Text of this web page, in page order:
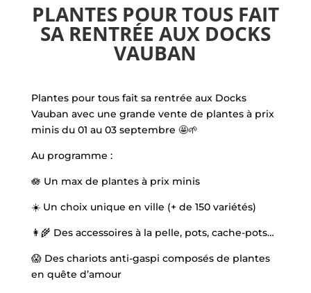
PLANTES POUR TOUS FAIT
SA RENTRÉE AUX DOCKS
VAUBAN
Plantes pour tous fait sa rentrée aux Docks
Vauban avec une grande vente de plantes à prix
minis du 01 au 03 septembre 🤩🌱
Au programme :
🪷 Un max de plantes à prix minis
☀️ Un choix unique en ville (+ de 150 variétés)
👩‍🌾 Des accessoires à la pelle, pots, cache-pots…
😱 Des chariots anti-gaspi composés de plantes
en quête d’amour